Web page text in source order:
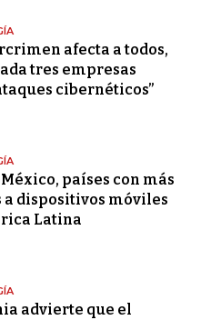
afecta a todos,
tres empresas
cibernéticos”
países con más
a dispositivos móviles
Latina
advierte que el